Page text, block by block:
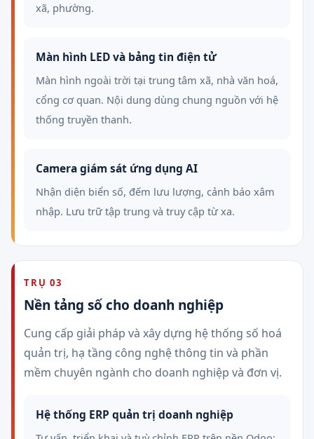
xã, phường.
Màn hình LED và bảng tin điện tử
Màn hình ngoài trời tại trung tâm xã, nhà văn hoá,
cổng cơ quan. Nội dung dùng chung nguồn với hệ
thống truyền thanh.
Camera giám sát ứng dụng AI
Nhận diện biển số, đếm lưu lượng, cảnh báo xâm
nhập. Lưu trữ tập trung và truy cập từ xa.
TRỤ 03
Nền tảng số cho doanh nghiệp
Cung cấp giải pháp và xây dựng hệ thống số hoá
quản trị, hạ tầng công nghệ thông tin và phần
mềm chuyên ngành cho doanh nghiệp và đơn vị.
Hệ thống ERP quản trị doanh nghiệp